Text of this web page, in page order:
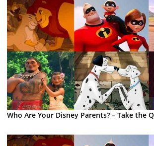
Who Are Your Disney Parents? – Take the